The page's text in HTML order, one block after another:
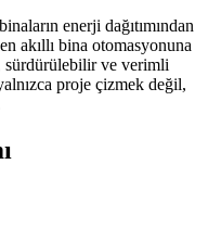
enerji dağıtımından
akıllı bina otomasyonuna
sürdürülebilir ve verimli
proje çizmek değil,